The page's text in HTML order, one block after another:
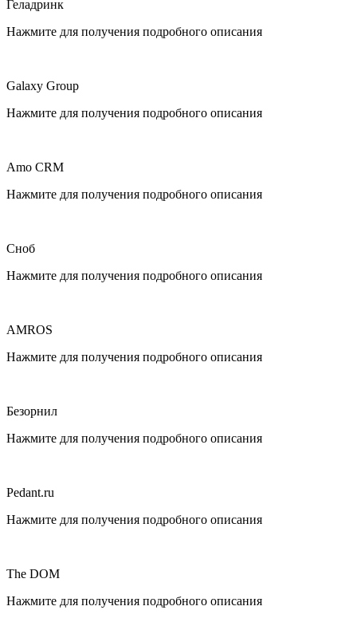
Геладринк
Нажмите для получения подробного описания
Galaxy Group
Нажмите для получения подробного описания
Amo CRM
Нажмите для получения подробного описания
Сноб
Нажмите для получения подробного описания
AMROS
Нажмите для получения подробного описания
Безорнил
Нажмите для получения подробного описания
Pedant.ru
Нажмите для получения подробного описания
The DOM
Нажмите для получения подробного описания